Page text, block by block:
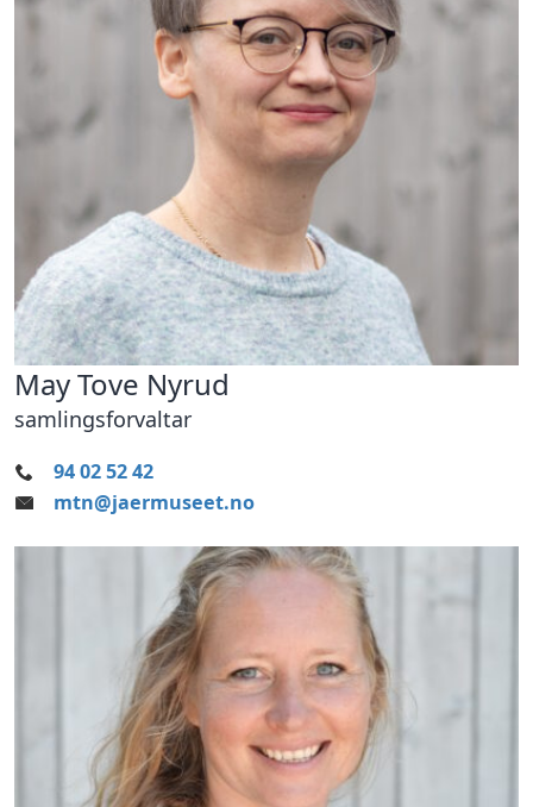
May Tove Nyrud
samlingsforvaltar
94 02 52 42
mtn@jaermuseet.no